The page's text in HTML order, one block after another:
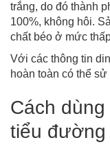
trắng, do đó thành
100%, không hôi.
chất béo ở mức
Với các thông tin
hoàn toàn có thể
Cách
tiểu đường